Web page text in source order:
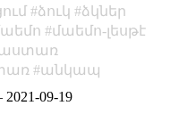
ձուկ
ձկներ
մաեմո-լեսթէ
անկապ
2021-09-19